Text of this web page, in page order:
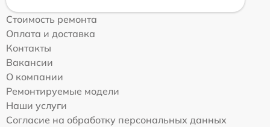
Стоимость ремонта
Оплата и доставка
Контакты
Вакансии
О компании
Ремонтируемые модели
Наши услуги
Согласие на обработку персональных данных